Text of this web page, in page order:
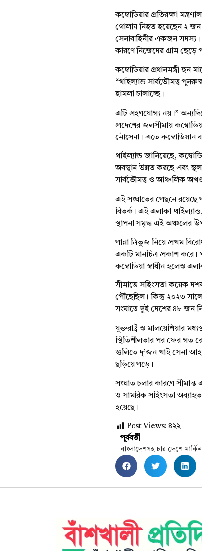
কম্বোডিয়ার প্রতিরক্ষা
গোলায় নিহত হয়েছেন ২ জন
সেনাবাহিনীর একজন সদস্য।
কারণে নিজেদের গ্রাম ছেড়ে
কম্বোডিয়ার প্রধানমন্ত্রী হুন
“থাইল্যান্ড সার্বভৌমত্ব
হামলা চালাচ্ছে।
এটি গ্রহণযোগ্য নয়।”
প্রদেশের জলসীমায়
নৌসেনা। এতে কম্বোডিয়ান
থাইল্যান্ড জানিয়েছে,
অবস্থান উন্নত করছে এবং
সার্বভৌমত্ব ও আঞ্চলিক
এই সংঘাতের পেছনে রয়েছে
বিতর্ক। এই এলাকা
স্থাপনা সমৃদ্ধ এই অঞ্চলের
পান্না ত্রিভুজ নিয়ে প্রথম
একটি মানচিত্র প্রকাশ করে।
কম্বোডিয়া স্বাধীন হলেও
সীমান্তে সহিংসতা কয়েক
পৌঁছেছিল। কিন্তু ২০২৩
সংঘাতে দুই দেশের ৪৮ জন
যুক্তরাষ্ট্র ও মালয়েশিয়ার
স্থিতিশীলতার পর ফের গত
গুলিতে দু’জন থাই সেনা
ছড়িয়ে পড়ে।
সংঘাত চলার কারণে সীমান্ত
ও সামরিক সহিংসতা
হয়েছে।
Post Views: ৪২২
পূর্ববর্তী
বাংলাদেশসহ চার দেশে